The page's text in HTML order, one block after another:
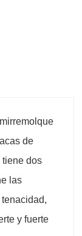
a lo largo
calurosa
de
tiene dos
las
y fuerte